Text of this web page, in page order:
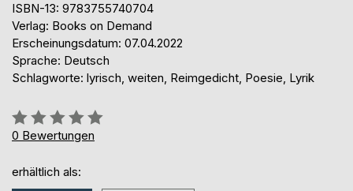
ISBN-13: 9783755740704
Verlag: Books on Demand
Erscheinungsdatum: 07.04.2022
Sprache: Deutsch
Schlagworte: lyrisch, weiten, Reimgedicht, Poesie, Lyrik
Bewertung::
0%
0 Bewertungen
erhältlich als: